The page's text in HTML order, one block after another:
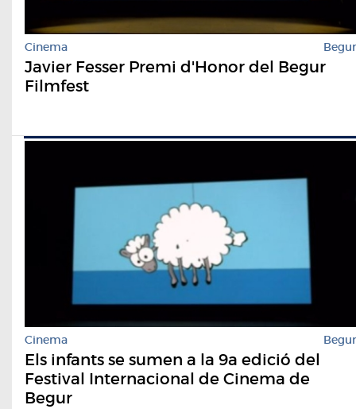
Cinema Begur
Javier Fesser Premi d'Honor del Begur
Filmfest
Cinema Begur
Els infants se sumen a la 9a edició del
Festival Internacional de Cinema de
Begur